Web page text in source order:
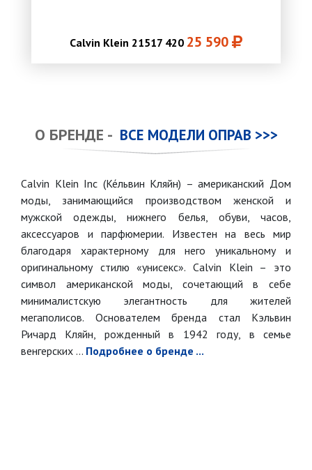
Calvin Klein 21517 420 25 590
О БРЕНДЕ - ВСЕ МОДЕЛИ ОПРАВ >>>
Calvin Klein Inc (Ке́львин Кляйн) – американский Дом
моды, занимающийся производством женской и
мужской одежды, нижнего белья, обуви, часов,
аксессуаров и парфюмерии. Известен на весь мир
благодаря характерному для него уникальному и
оригинальному стилю «унисекс». Calvin Klein – это
символ американской моды, сочетающий в себе
минималистскую элегантность для жителей
мегаполисов. Основателем бренда стал Кэльвин
Ричард Кляйн, рожденный в 1942 году, в семье
венгерских ... Подробнее о бренде ...